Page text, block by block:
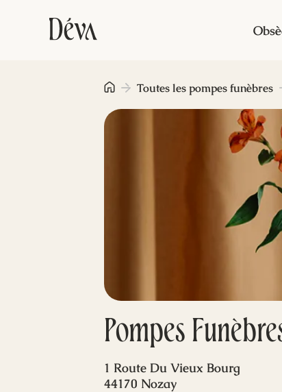
Pompes
Toutes les pompes funèbres
1 Route Du Vieux Bourg
44170 Nozay